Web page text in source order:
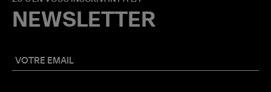
NEWSLETTER